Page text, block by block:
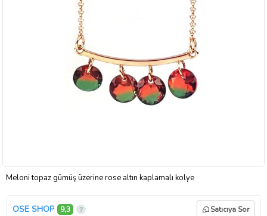
Meloni topaz gümüş üzerine rose altın kaplamalı kolye
OSE SHOP 9,3 Satıcıya Sor